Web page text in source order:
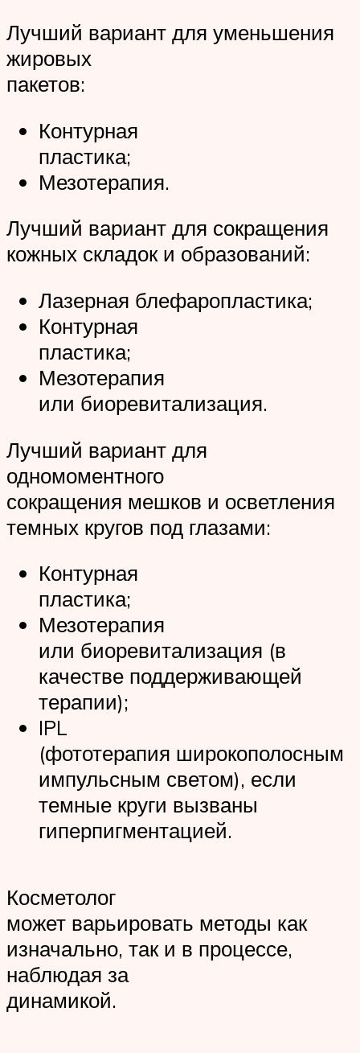
Лучший вариант для уменьшения
жировых
пакетов:
Контурная
пластика;
Мезотерапия.
Лучший вариант для сокращения
кожных складок и образований:
Лазерная блефаропластика;
Контурная
пластика;
Мезотерапия
или биоревитализация.
Лучший вариант для
одномоментного
сокращения мешков и осветления
темных кругов под глазами:
Контурная
пластика;
Мезотерапия
или биоревитализация (в
качестве поддерживающей
терапии);
IPL
(фототерапия широкополосным
импульсным светом), если
темные круги вызваны
гиперпигментацией.
Косметолог
может варьировать методы как
изначально, так и в процессе,
наблюдая за
динамикой.